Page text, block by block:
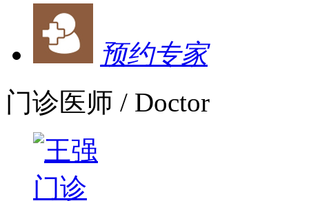
预约专家
门诊医师 / Doctor